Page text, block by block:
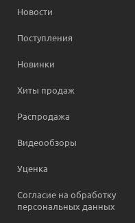
Новости
Поступления
Новинки
Хиты продаж
Распродажа
Видеообзоры
Уценка
Согласие на обработку
персональных данных